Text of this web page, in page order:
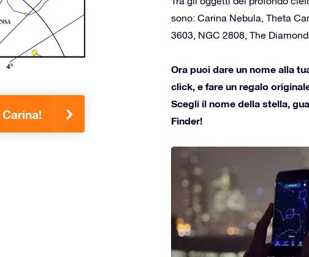
sono: Carina Nebula, Theta
3603, NGC 2808, The
Ora puoi dare un nome alla
click, e fare un regalo
Scegli il nome della stella,
Finder!